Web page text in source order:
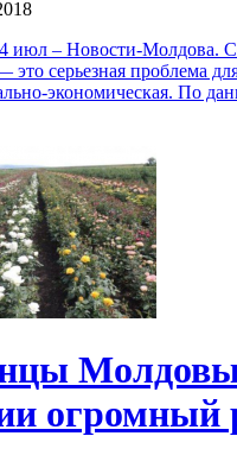
– Новости-Молдова.
это серьезная проблема
экономическая. По
Молдовы
огромный